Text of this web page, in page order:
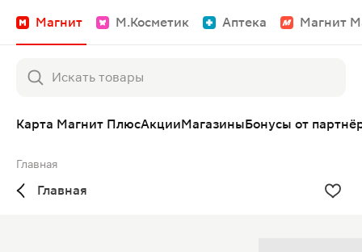
Магнит М.Косметик Аптека Магнит
Карта Магнит ПлюсАкцииМагазиныБонусы от
Главная
Главная